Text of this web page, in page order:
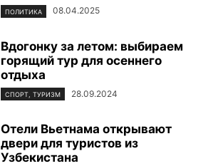
ПОЛИТИКА 08.04.2025
Вдогонку за летом: выбираем
горящий тур для осеннего
отдыха
СПОРТ, ТУРИЗМ 28.09.2024
Отели Вьетнама открывают
двери для туристов из
Узбекистана